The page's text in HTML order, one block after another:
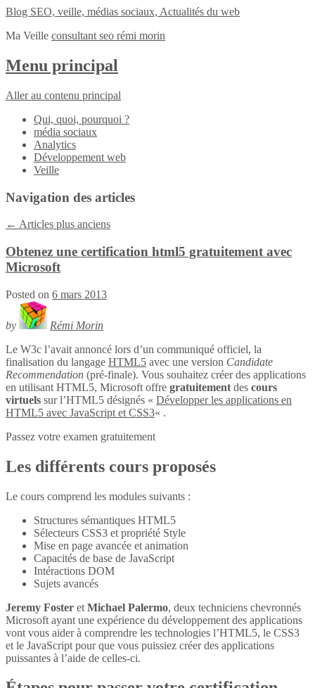
Blog SEO, veille, médias sociaux, Actualités du web
Ma Veille consultant seo rémi morin
Menu principal
Aller au contenu principal
Qui, quoi, pourquoi ?
média sociaux
Analytics
Développement web
Veille
Navigation des articles
← Articles plus anciens
Obtenez une certification html5 gratuitement avec
Microsoft
Posted on 6 mars 2013
by
Rémi Morin
Le W3c l’avait annoncé lors d’un communiqué officiel, la
finalisation du langage HTML5 avec une version Candidate
Recommendation (pré-finale). Vous souhaitez créer des applications
en utilisant HTML5, Microsoft offre gratuitement des cours
virtuels sur l’HTML5 désignés « Développer les applications en
HTML5 avec JavaScript et CSS3« .
Passez votre examen gratuitement
Les différents cours proposés
Le cours comprend les modules suivants :
Structures sémantiques HTML5
Sélecteurs CSS3 et propriété Style
Mise en page avancée et animation
Capacités de base de JavaScript
Intéractions DOM
Sujets avancés
Jeremy Foster et Michael Palermo, deux techniciens chevronnés
Microsoft ayant une expérience du développement des applications
vont vous aider à comprendre les technologies l’HTML5, le CSS3
et le JavaScript pour que vous puissiez créer des applications
puissantes à l’aide de celles-ci.